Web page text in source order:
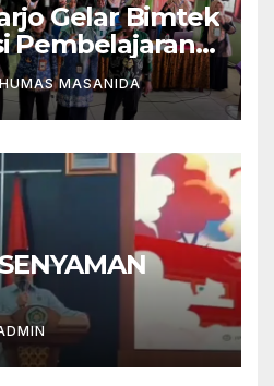
Gelar Bimtek
Pembelajaran
Deep
HUMAS MASANIDA